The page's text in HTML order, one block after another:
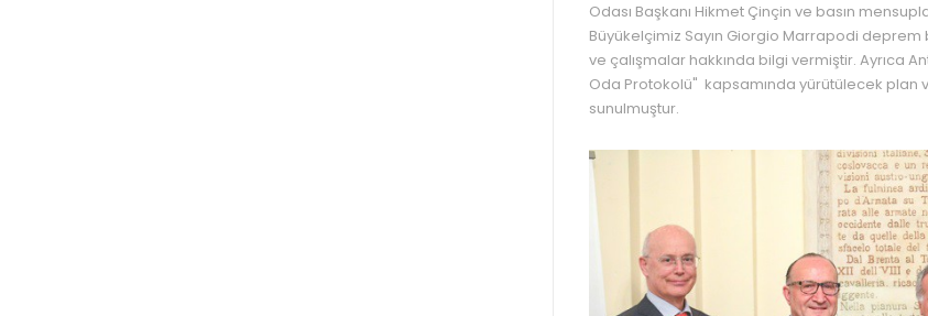
Odası Başkanı Hikmet Çinçin ve basın
Büyükelçimiz Sayın Giorgio Marrapodi
ve çalışmalar hakkında bilgi vermiştir. Ayrıca
Oda Protokolü" kapsamında yürütülecek
sunulmuştur.